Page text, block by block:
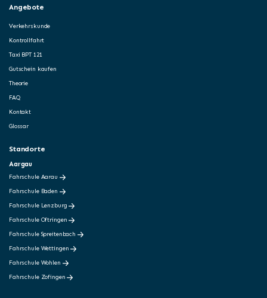
Angebote
Verkehrskunde
Kontrollfahrt
Taxi BPT 121
Gutschein kaufen
Theorie
FAQ
Kontakt
Glossar
Standorte
Aargau
Fahrschule Aarau
Fahrschule Baden
Fahrschule Lenzburg
Fahrschule Oftringen
Fahrschule Spreitenbach
Fahrschule Wettingen
Fahrschule Wohlen
Fahrschule Zofingen